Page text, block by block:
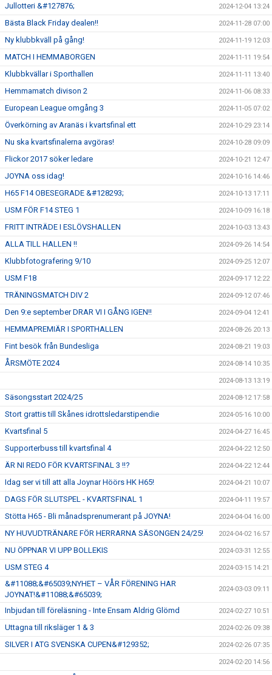
Jullotteri &#127876; 2024-12-04 13:24
Bästa Black Friday dealen!! 2024-11-28 07:00
Ny klubbkväll på gång! 2024-11-19 12:03
MATCH I HEMMABORGEN 2024-11-11 19:54
Klubbkvällar i Sporthallen 2024-11-11 13:40
Hemmamatch divison 2 2024-11-06 08:33
European League omgång 3 2024-11-05 07:02
Överkörning av Aranäs i kvartsfinal ett 2024-10-29 23:14
Nu ska kvartsfinalerna avgöras! 2024-10-28 09:09
Flickor 2017 söker ledare 2024-10-21 12:47
JOYNA oss idag! 2024-10-16 14:46
H65 F14 OBESEGRADE &#128293; 2024-10-13 17:11
USM FÖR F14 STEG 1 2024-10-09 16:18
FRITT INTRÄDE I ESLÖVSHALLEN 2024-10-03 13:43
ALLA TILL HALLEN !! 2024-09-26 14:54
Klubbfotografering 9/10 2024-09-25 12:07
USM F18 2024-09-17 12:22
TRÄNINGSMATCH DIV 2 2024-09-12 07:46
Den 9:e september DRAR VI I GÅNG IGEN!! 2024-09-04 12:41
HEMMAPREMIÄR I SPORTHALLEN 2024-08-26 20:13
Fint besök från Bundesliga 2024-08-21 19:03
ÅRSMÖTE 2024 2024-08-14 10:35
2024-08-13 13:19
Säsongsstart 2024/25 2024-08-12 17:58
Stort grattis till Skånes idrottsledarstipendie 2024-05-16 10:00
Kvartsfinal 5 2024-04-27 16:45
Supporterbuss till kvartsfinal 4 2024-04-22 12:50
ÄR NI REDO FÖR KVARTSFINAL 3 !!? 2024-04-22 12:44
Idag ser vi till att alla Joynar Höörs HK H65! 2024-04-21 10:07
DAGS FÖR SLUTSPEL - KVARTSFINAL 1 2024-04-11 19:57
Stötta H65 - Bli månadsprenumerant på JOYNA! 2024-04-04 16:00
NY HUVUDTRÄNARE FÖR HERRARNA SÄSONGEN 24/25! 2024-04-02 16:57
NU ÖPPNAR VI UPP BOLLEKIS 2024-03-31 12:55
USM STEG 4 2024-03-15 14:21
&#11088;&#65039;NYHET – VÅR FÖRENING HAR
JOYNAT!&#11088;&#65039;
2024-03-03 09:11
Inbjudan till föreläsning - Inte Ensam Aldrig Glömd 2024-02-27 10:51
Uttagna till riksläger 1 & 3 2024-02-26 09:38
SILVER I ATG SVENSKA CUPEN&#129352; 2024-02-26 07:35
2024-02-20 14:56